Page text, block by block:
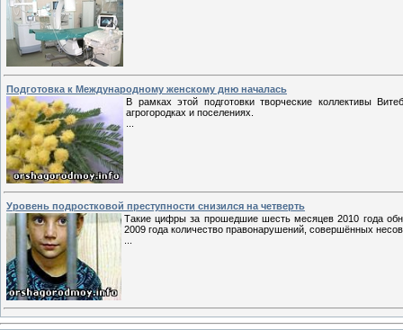
Подготовка к Международному женскому дню началась
В рамках этой подготовки творческие коллективы
агрогородках и поселениях.
Уровень подростковой преступности снизился на четверть
Такие цифры за прошедшие шесть месяцев 2010 года
2009 года количество правонарушений, совершённых